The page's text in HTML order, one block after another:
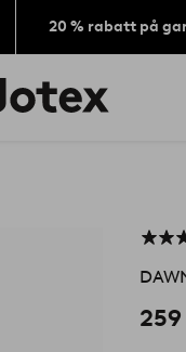
20 % rabatt på